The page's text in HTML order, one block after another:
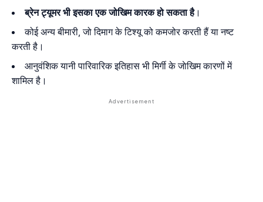
ब्रेन ट्यूमर भी इसका एक जोखिम कारक हो सकता है।
कोई अन्य बीमारी, जो दिमाग के टिश्यू को कमजोर करती हैं या नष्ट
करती है।
आनुवंशिक यानी पारिवारिक इतिहास भी मिर्गी के जाेखिम कारणों में
शामिल है।